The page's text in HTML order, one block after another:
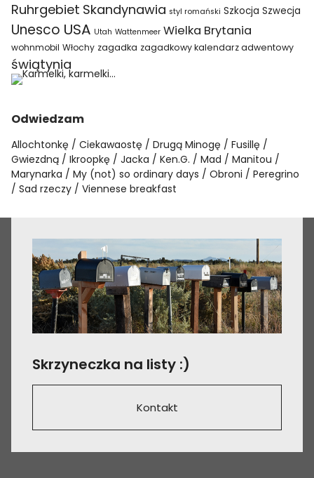
Ruhrgebiet Skandynawia styl romański Szkocja Szwecja
Unesco USA Utah Wattenmeer Wielka Brytania
wohnmobil Włochy zagadka zagadkowy kalendarz adwentowy
świątynia
Odwiedzam
Allochtonkę Ciekawaostę Drugą Minogę
Fusillę
Gwiezdną
Ikroopkę Jacka Ken.G. Mad
Manitou
Marynarka
My (not) so ordinary days Obroni
Peregrino
Sad rzeczy
Viennese breakfast
Skrzyneczka na listy :)
Kontakt